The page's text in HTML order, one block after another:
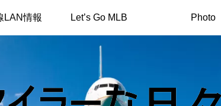
LAN情報 Let’s Go MLB Photo